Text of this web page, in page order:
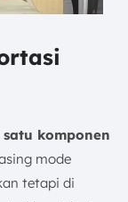
komponen
mode
tetapi di